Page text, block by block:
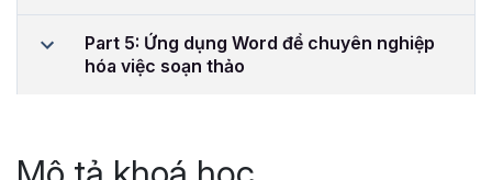
Part 5: Ứng dụng Word để chuyên nghiệp
hóa việc soạn thảo